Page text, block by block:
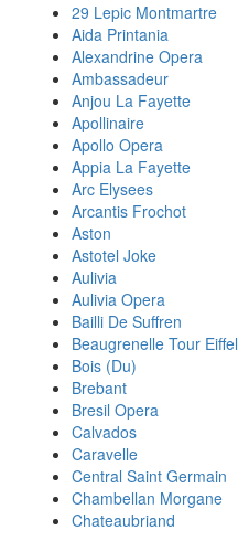
29 Lepic Montmartre
Aida Printania
Alexandrine Opera
Ambassadeur
Anjou La Fayette
Apollinaire
Apollo Opera
Appia La Fayette
Arc Elysees
Arcantis Frochot
Aston
Astotel Joke
Aulivia
Aulivia Opera
Bailli De Suffren
Beaugrenelle Tour Eiffel
Bois (Du)
Brebant
Bresil Opera
Calvados
Caravelle
Central Saint Germain
Chambellan Morgane
Chateaubriand